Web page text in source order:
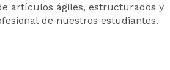
artículos ágiles, estructurados y
de nuestros estudiantes.